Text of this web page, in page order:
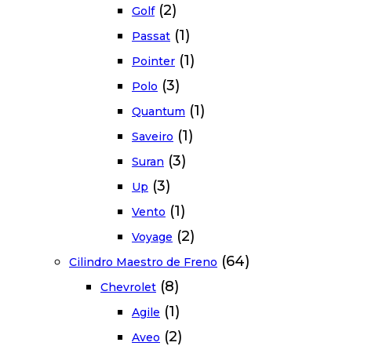
Golf (2)
Passat (1)
Pointer (1)
Polo (3)
Quantum (1)
Saveiro (1)
Suran (3)
Up (3)
Vento (1)
Voyage (2)
Cilindro Maestro de Freno (64)
Chevrolet (8)
Agile (1)
Aveo (2)